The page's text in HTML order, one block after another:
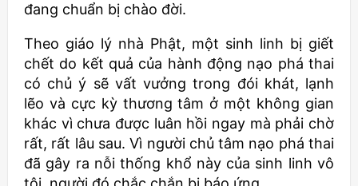
đang chuẩn bị chào đời.
Theo giáo lý nhà Phật, một sinh linh bị giết
chết do kết quả của hành động nạo phá thai
có chủ ý sẽ vất vưởng trong đói khát, lạnh
lẽo và cực kỳ thương tâm ở một không gian
khác vì chưa được luân hồi ngay mà phải chờ
rất, rất lâu sau. Vì người chủ tâm nạo phá thai
đã gây ra nỗi thống khổ này của sinh linh vô